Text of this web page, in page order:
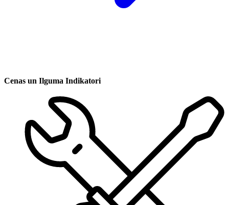
Cenas un Ilguma Indikatori